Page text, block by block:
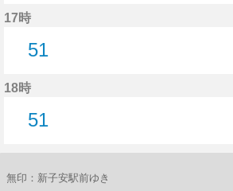
17時
51
18時
51
無印：新子安駅前ゆき